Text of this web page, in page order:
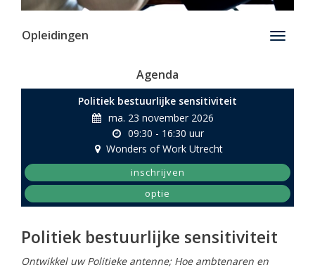
Toggle
Opleidingen
Agenda
Politiek bestuurlijke sensitiviteit
ma. 23 november 2026
09:30 - 16:30 uur
Wonders of Work Utrecht
inschrijven
optie
Politiek bestuurlijke sensitiviteit
Ontwikkel uw Politieke antenne; Hoe ambtenaren en